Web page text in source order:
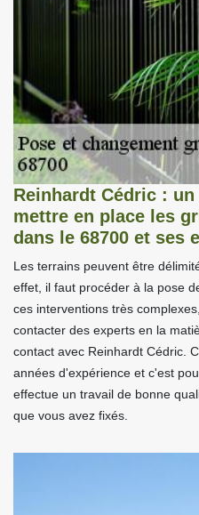
Reinhardt Cédric :
mettre en place les
dans le 68700 et ses
Les terrains peuvent être
effet, il faut procéder à la pose
ces interventions très
contacter des experts en la
contact avec Reinhardt Cédric.
années d'expérience et c'est
effectue un travail de bonne
que vous avez fixés.